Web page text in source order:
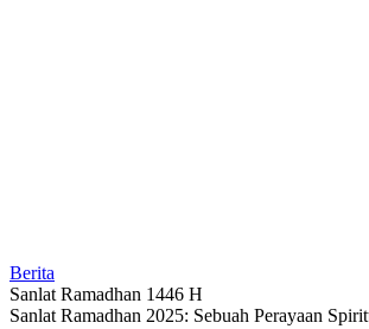
Berita
Sanlat Ramadhan 1446 H
Sanlat Ramadhan 2025: Sebuah Perayaan